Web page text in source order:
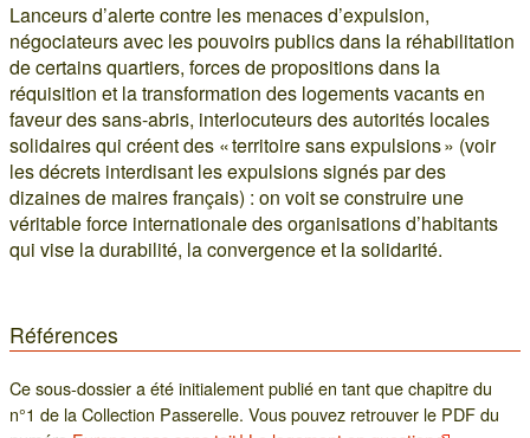
Lanceurs d’alerte contre les menaces d’expulsion,
négociateurs avec les pouvoirs publics dans la réhabilitation
de certains quartiers, forces de propositions dans la
réquisition et la transformation des logements vacants en
faveur des sans-abris, interlocuteurs des autorités locales
solidaires qui créent des « territoire sans expulsions » (voir
les décrets interdisant les expulsions signés par des
dizaines de maires français) : on voit se construire une
véritable force internationale des organisations d’habitants
qui vise la durabilité, la convergence et la solidarité.
Références
Ce sous-dossier a été initialement publié en tant que chapitre du
n°1 de la Collection Passerelle. Vous pouvez retrouver le PDF du